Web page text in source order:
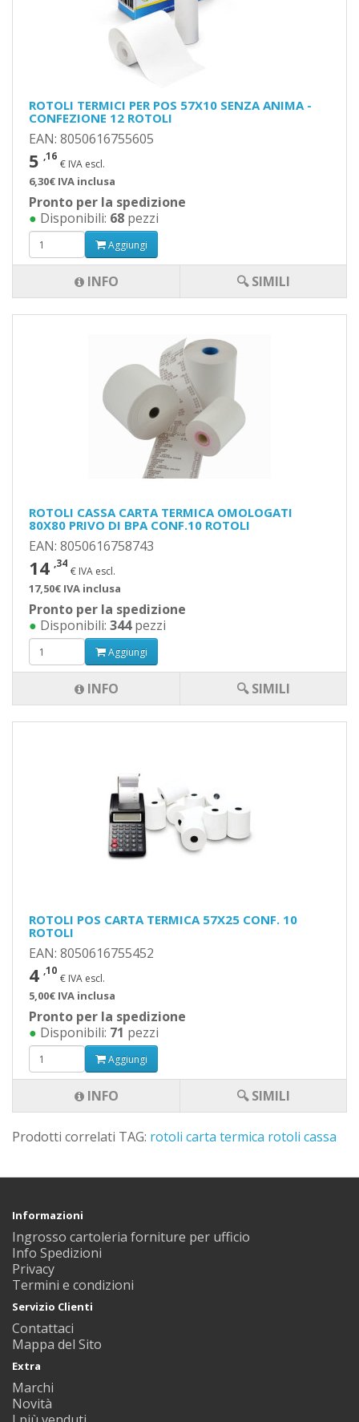
ROTOLI POS CARTA TERMICA 57X25 CONF. 10
ROTOLI
EAN: 8050616755452
4 ,10
€ IVA escl.
5,00€ IVA inclusa
Pronto per la spedizione
● Disponibili: 71 pezzi
Aggiungi
INFO 🔍 SIMILI
ROTOLI TERMICI PER POS 57X10 SENZA ANIMA -
CONFEZIONE 12 ROTOLI
EAN: 8050616755605
5 ,16
€ IVA escl.
6,30€ IVA inclusa
Pronto per la spedizione
● Disponibili: 68 pezzi
Aggiungi
INFO 🔍 SIMILI
ROTOLI CASSA CARTA TERMICA OMOLOGATI
80X80 PRIVO DI BPA CONF.10 ROTOLI
EAN: 8050616758743
14 ,34
€ IVA escl.
17,50€ IVA inclusa
Pronto per la spedizione
● Disponibili: 344pezzi
Aggiungi
INFO 🔍 SIMILI
Prodotti correlati TAG: rotoli carta termica rotoli cassa
Informazioni
Ingrosso cartoleria forniture per ufficio
Info Spedizioni
Privacy
Termini e condizioni
Servizio Clienti
Contattaci
Mappa del Sito
Extra
Marchi
Novità